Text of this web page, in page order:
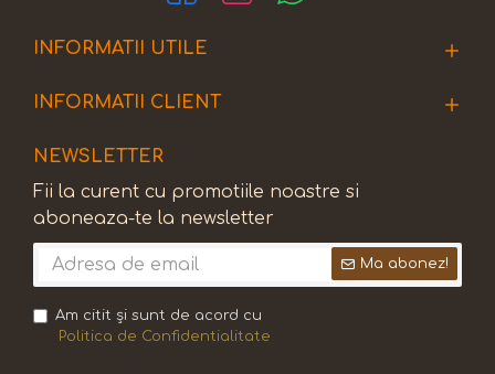
INFORMATII UTILE
INFORMATII CLIENT
NEWSLETTER
Fii la curent cu promotiile noastre si
aboneaza-te la newsletter
Ma abonez!
Am citit şi sunt de acord cu
Politica de Confidentialitate